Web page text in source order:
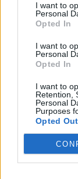
I want to
Personal
Opted In
I want to
Personal
Opted In
I want to
Retention,
Personal
Purposes
Opted Out
apkeliavo
žemynuose.
kyla į
solo su
D.Pulausko
bendrame